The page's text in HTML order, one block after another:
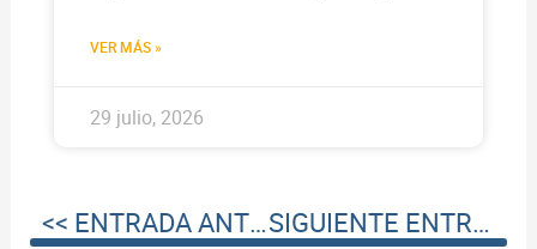
VER MÁS »
29 julio, 2026
<< ENTRADA ANTERIOR SIGUIENTE ENTRADA >>